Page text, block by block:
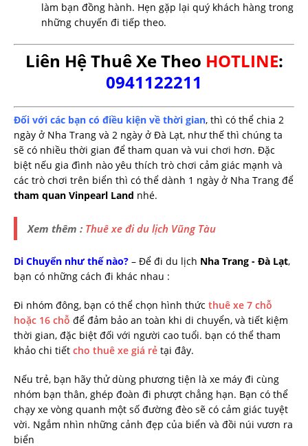
làm bạn đồng hành. Hẹn gặp lại quý khách hàng trong
những chuyến đi tiếp theo.
Liên Hệ Thuê Xe Theo HOTLINE:
0941122211
Đối với các bạn có điều kiện về thời gian, thì có thể chia 2
ngày ở Nha Trang và 2 ngày ở Đà Lạt, như thế thì chúng ta
sẽ có nhiều thời gian để tham quan và vui chơi hơn. Đặc
biệt nếu gia đình nào yêu thích trò chơi cảm giác mạnh và
các trò chơi trên biển thì có thể dành 1 ngày ở Nha Trang để
tham quan Vinpearl Land nhé.
Xem thêm : Thuê xe đi du lịch Vũng Tàu
Di Chuyển như thế nào? – Để đi du lịch Nha Trang - Đà Lạt,
bạn có những cách đi khác nhau :
Đi nhóm đông, bạn có thể chọn hình thức thuê xe 7 chỗ
hoặc 16 chỗ để đảm bảo an toàn khi di chuyển, và tiết kiệm
thời gian, đặc biệt đối với người cao tuổi. bạn có thể tham
khảo chi tiết cho thuê xe giá rẻ tại đây.
Nếu trẻ, bạn hãy thử dùng phương tiện là xe máy đi cùng
nhóm bạn thân, ghép đoàn đi phượt chẳng hạn. Bạn có thể
chạy xe vòng quanh một số đường đèo sẽ có cảm giác tuyệt
vời. Ngắm nhìn những cảnh đẹp của biển và đồi núi vươn ra
biển